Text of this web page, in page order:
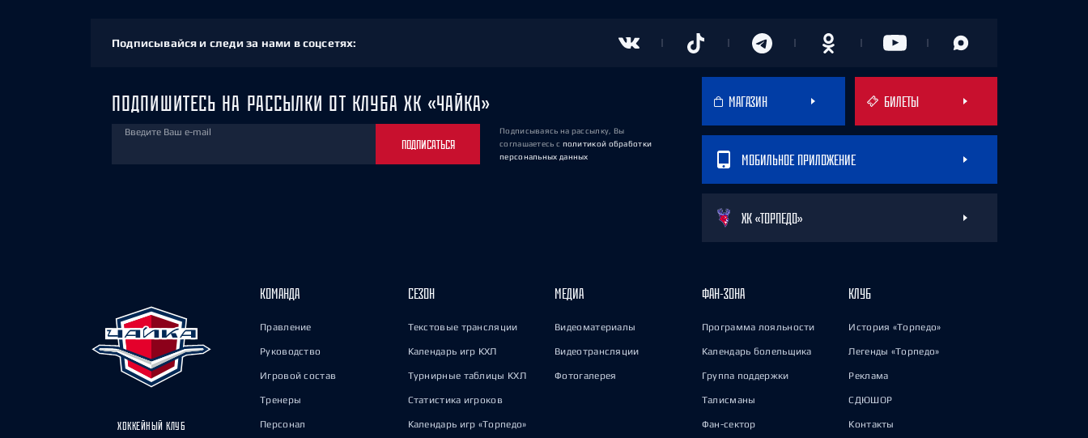
Подписывайся и следи за нами в соцсетях:
ПОДПИШИТЕСЬ НА РАССЫЛКИ ОТ КЛУБА ХК «ЧАЙКА»
Введите Ваш e-mail
ПОДПИСАТЬСЯ
Подписываясь на рассылку, Вы
соглашаетесь с политикой обработки
персональных данных
МАГАЗИН БИЛЕТЫ
МОБИЛЬНОЕ ПРИЛОЖЕНИЕ
ХК «ТОРПЕДО»
ХОККЕЙНЫЙ КЛУБ
КОМАНДА
Правление
Руководство
Игровой состав
Тренеры
Персонал
СЕЗОН
Текстовые трансляции
Календарь игр КХЛ
Турнирные таблицы КХЛ
Статистика игроков
Календарь игр «Торпедо»
МЕДИА
Видеоматериалы
Видеотрансляции
Фотогалерея
ФАН-ЗОНА
Программа лояльности
Календарь болельщика
Группа поддержки
Талисманы
Фан-сектор
КЛУБ
История «Торпедо»
Легенды «Торпедо»
Реклама
СДЮШОР
Контакты